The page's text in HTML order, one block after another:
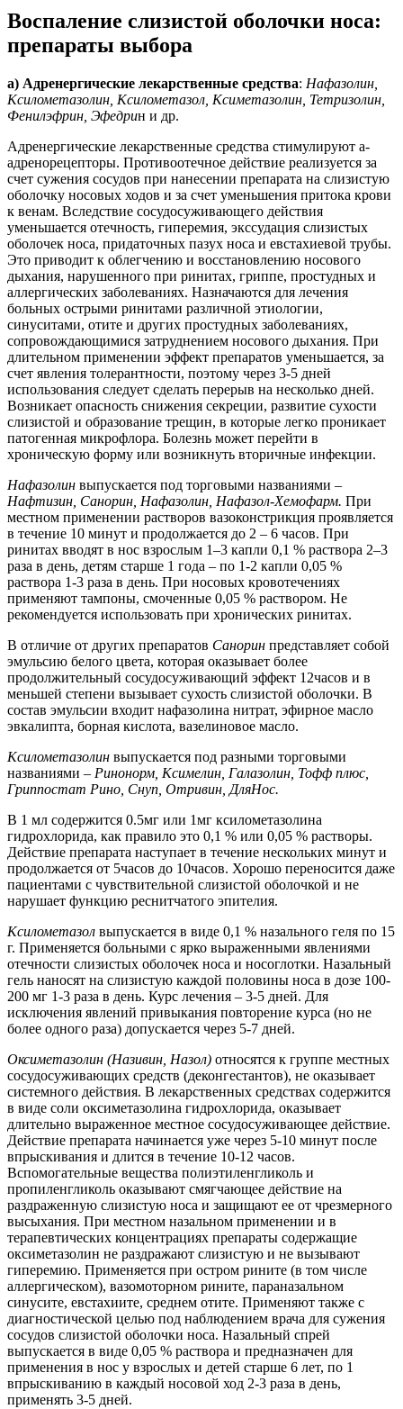
Воспаление слизистой оболочки носа:
препараты выбора
а) Адренергические лекарственные средства: Нафазолин,
Ксилометазолин, Ксилометазол, Ксиметазолин, Тетризолин,
Фенилэфрин, Эфедрин и др.
Адренергические лекарственные средства стимулируют a-
адренорецепторы. Противоотечное действие реализуется за
счет сужения сосудов при нанесении препарата на слизистую
оболочку носовых ходов и за счет уменьшения притока крови
к венам. Вследствие сосудосуживающего действия
уменьшается отечность, гиперемия, экссудация слизистых
оболочек носа, придаточных пазух носа и евстахиевой трубы.
Это приводит к облегчению и восстановлению носового
дыхания, нарушенного при ринитах, гриппе, простудных и
аллергических заболеваниях. Назначаются для лечения
больных острыми ринитами различной этиологии,
синуситами, отите и других простудных заболеваниях,
сопровождающимися затруднением носового дыхания. При
длительном применении эффект препаратов уменьшается, за
счет явления толерантности, поэтому через 3-5 дней
использования следует сделать перерыв на несколько дней.
Возникает опасность снижения секреции, развитие сухости
слизистой и образование трещин, в которые легко проникает
патогенная микрофлора. Болезнь может перейти в
хроническую форму или возникнуть вторичные инфекции.
Нафазолин выпускается под торговыми названиями –
Нафтизин, Санорин, Нафазолин, Нафазол-Хемофарм. При
местном применении растворов вазоконстрикция проявляется
в течение 10 минут и продолжается до 2 – 6 часов. При
ринитах вводят в нос взрослым 1–3 капли 0,1 % раствора 2–3
раза в день, детям старше 1 года – по 1-2 капли 0,05 %
раствора 1-3 раза в день. При носовых кровотечениях
применяют тампоны, смоченные 0,05 % раствором. Не
рекомендуется использовать при хронических ринитах.
В отличие от других препаратов Санорин представляет собой
эмульсию белого цвета, которая оказывает более
продолжительный сосудосуживающий эффект 12часов и в
меньшей степени вызывает сухость слизистой оболочки. В
состав эмульсии входит нафазолина нитрат, эфирное масло
эвкалипта, борная кислота, вазелиновое масло.
Ксилометазолин выпускается под разными торговыми
названиями – Ринонорм, Ксимелин, Галазолин, Тофф плюс,
Гриппостат Рино, Снуп, Отривин, ДляНос.
В 1 мл содержится 0.5мг или 1мг ксилометазолина
гидрохлорида, как правило это 0,1 % или 0,05 % растворы.
Действие препарата наступает в течение нескольких минут и
продолжается от 5часов до 10часов. Хорошо переносится даже
пациентами с чувствительной слизистой оболочкой и не
нарушает функцию реснитчатого эпителия.
Ксилометазол выпускается в виде 0,1 % назального геля по 15
г. Применяется больными с ярко выраженными явлениями
отечности слизистых оболочек носа и носоглотки. Назальный
гель наносят на слизистую каждой половины носа в дозе 100-
200 мг 1-3 раза в день. Курс лечения – 3-5 дней. Для
исключения явлений привыкания повторение курса (но не
более одного раза) допускается через 5-7 дней.
Оксиметазолин (Називин, Назол) относятся к группе местных
сосудосуживающих средств (деконгестантов), не оказывает
системного действия. В лекарственных средствах содержится
в виде соли оксиметазолина гидрохлорида, оказывает
длительно выраженное местное сосудосуживающее действие.
Действие препарата начинается уже через 5-10 минут после
впрыскивания и длится в течение 10-12 часов.
Вспомогательные вещества полиэтиленгликоль и
пропиленгликоль оказывают смягчающее действие на
раздраженную слизистую носа и защищают ее от чрезмерного
высыхания. При местном назальном применении и в
терапевтических концентрациях препараты содержащие
оксиметазолин не раздражают слизистую и не вызывают
гиперемию. Применяется при остром рините (в том числе
аллергическом), вазомоторном рините, параназальном
синусите, евстахиите, среднем отите. Применяют также с
диагностической целью под наблюдением врача для сужения
сосудов слизистой оболочки носа. Назальный спрей
выпускается в виде 0,05 % раствора и предназначен для
применения в нос у взрослых и детей старше 6 лет, по 1
впрыскиванию в каждый носовой ход 2-3 раза в день,
применять 3-5 дней.